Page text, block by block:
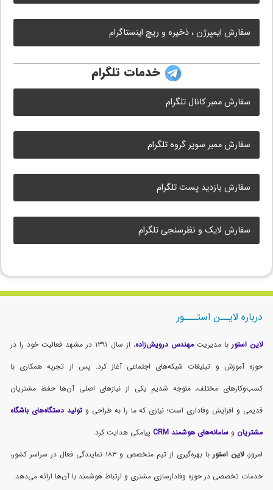
سفارش ایمپرژن ، ذخیره و ریچ اینستاگرام
خدمات تلگرام
سفارش ممبر کانال تلگرام
سفارش ممبر سوپر گروه تلگرام
سفارش بازدید پست تلگرام
سفارش لایک و نظرسنجی تلگرام